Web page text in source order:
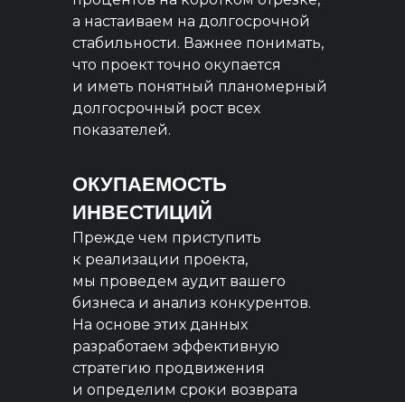
ОКУПАЕМОСТЬ
ИНВЕСТИЦИЙ
Прежде чем приступить
к реализации проекта,
мы проведем аудит вашего
бизнеса и анализ конкурентов.
На основе этих данных
разработаем эффективную
стратегию продвижения
и определим сроки возврата
а настаиваем на долгосрочной
стабильности. Важнее понимать,
что проект точно окупается
и иметь понятный планомерный
долгосрочный рост всех
показателей.